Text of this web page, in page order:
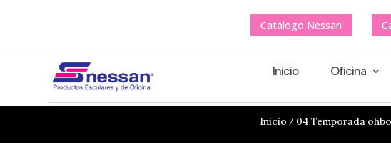
Catalogo Nessan
Inicio Oficina
Inicio / 04 Temporada